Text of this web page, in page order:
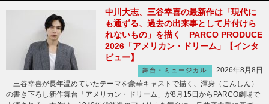
中川大志、三谷幸喜の最新作は「現代に
も通ずる、過去の出来事として片付けら
れないもの」を描く PARCO PRODUCE
2026「アメリカン・ドリーム」【インタ
ビュー】
舞台・ミュージカル
2026年8月8日
三谷幸喜が長年温めていたテーマを豪華キャストで描く、渾身（こんしん）
の書き下ろし新作舞台「アメリカン・ドリーム」が8月15日からPARCO劇場で